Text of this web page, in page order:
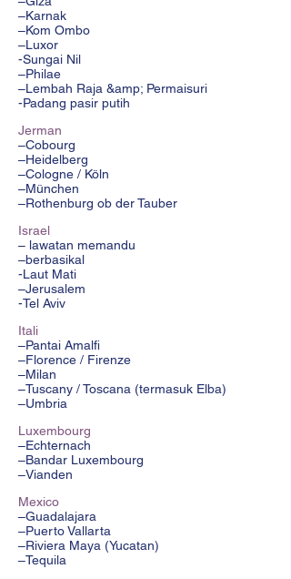
–Karnak
–Kom Ombo
–Luxor
-Sungai Nil
–Philae
–Lembah Raja &amp; Permaisuri
-Padang pasir putih
Jerman
–Cobourg
–Heidelberg
–Cologne / Köln
–München
–Rothenburg ob der Tauber
Israel
– lawatan memandu
–berbasikal
-Laut Mati
–Jerusalem
-Tel Aviv
Itali
–Pantai Amalfi
–Florence / Firenze
–Milan
–Tuscany / Toscana (termasuk Elba)
–Umbria
Luxembourg
–Echternach
–Bandar Luxembourg
–Vianden
Mexico
–Guadalajara
–Puerto Vallarta
–Riviera Maya (Yucatan)
–Tequila